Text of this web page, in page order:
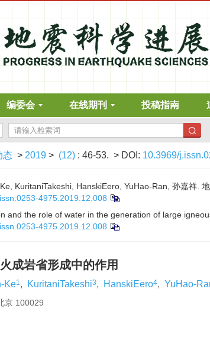
编委会 在线期刊 投稿指南
态 > 2019 > (12) : 46-53. > DOI: 10.3969/
KuritaniTakeshi, HanskiEero, YuHao-Ran, 孙嘉祥.
4975.2019.12.008
and the role of water in the generation of large
4975.2019.12.008
成岩省形成中的作用
Ke1, KuritaniTakeshi3, HanskiEero4, YuHao-
京 100029